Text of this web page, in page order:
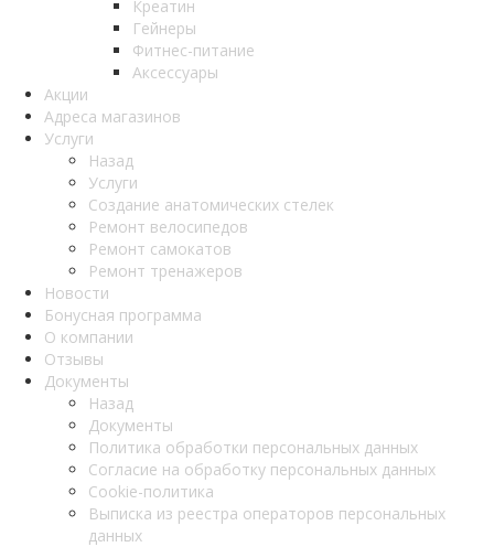
Креатин
Гейнеры
Фитнес-питание
Аксессуары
Акции
Адреса магазинов
Услуги
Назад
Услуги
Создание анатомических стелек
Ремонт велосипедов
Ремонт самокатов
Ремонт тренажеров
Новости
Бонусная программа
О компании
Отзывы
Документы
Назад
Документы
Политика обработки персональных данных
Согласие на обработку персональных данных
Cookie-политика
Выписка из реестра операторов персональных
данных